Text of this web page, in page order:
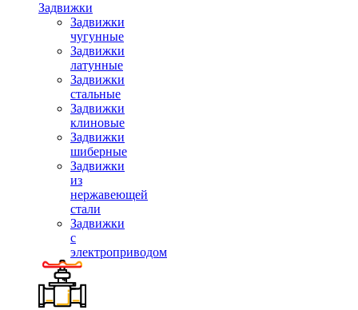
Задвижки
Задвижки
чугунные
Задвижки
латунные
Задвижки
стальные
Задвижки
клиновые
Задвижки
шиберные
Задвижки
из
нержавеющей
стали
Задвижки
с
электроприводом